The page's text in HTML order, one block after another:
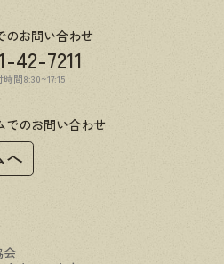
のお問い合わせ
42-7211
時間8:30~17:15
でのお問い合わせ
へ
会